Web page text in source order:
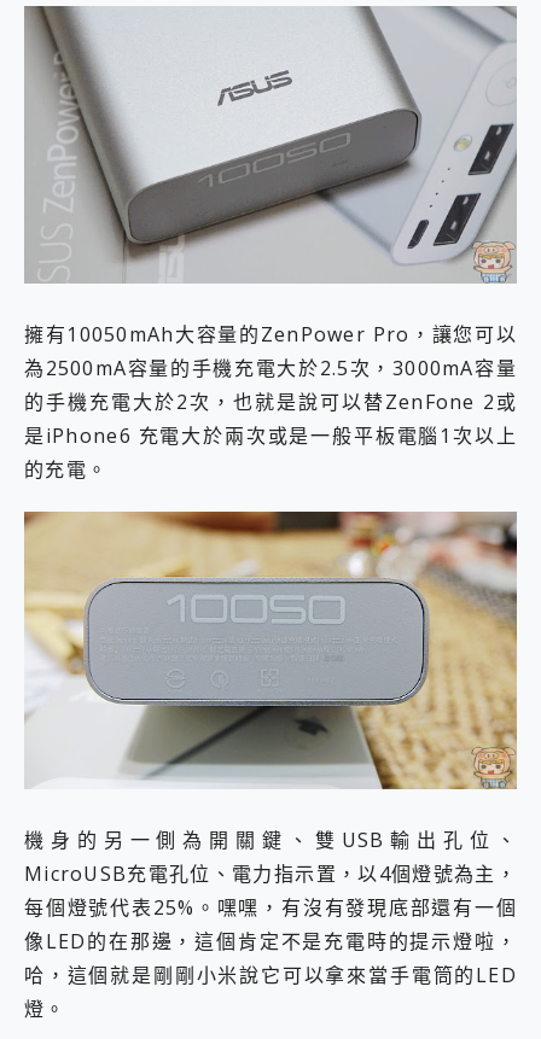
擁有10050mAh大容量的ZenPower Pro，讓您可以
為2500mA容量的手機充電大於2.5次，3000mA容量
的手機充電大於2次，也就是說可以替ZenFone 2或
是iPhone6 充電大於兩次或是一般平板電腦1次以上
的充電。
機身的另一側為開關鍵、雙USB輸出孔位、
MicroUSB充電孔位、電力指示置，以4個燈號為主，
每個燈號代表25%。嘿嘿，有沒有發現底部還有一個
像LED的在那邊，這個肯定不是充電時的提示燈啦，
哈，這個就是剛剛小米說它可以拿來當手電筒的LED
燈。